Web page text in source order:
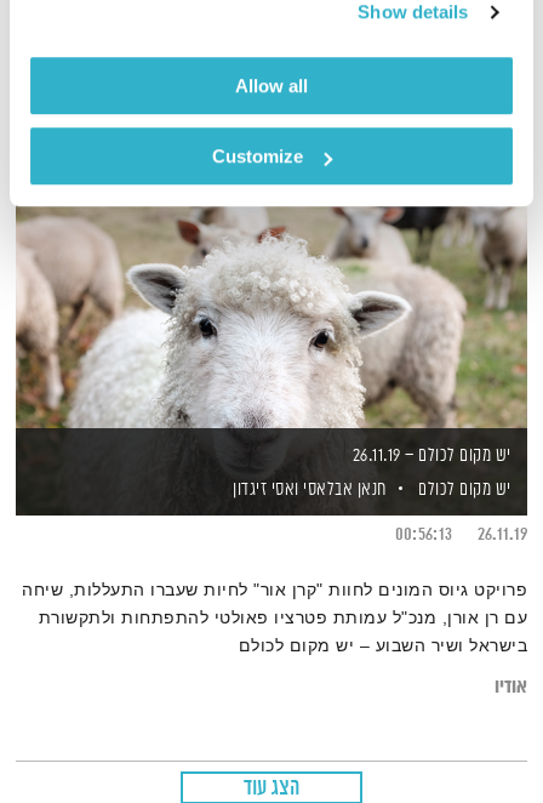
Show details
Allow all
Customize
יש מקום לכולם – 26.11.19
יש מקום לכולם
חנאן אבלאסי ואסי זיגדון
26.11.19
00:56:13
פרויקט גיוס המונים לחוות "קרן אור" לחיות שעברו התעללות, שיחה
עם רן אורן, מנכ"ל עמותת פטרציו פאולטי להתפתחות ולתקשורת
בישראל ושיר השבוע – יש מקום לכולם
אודיו
הצג עוד